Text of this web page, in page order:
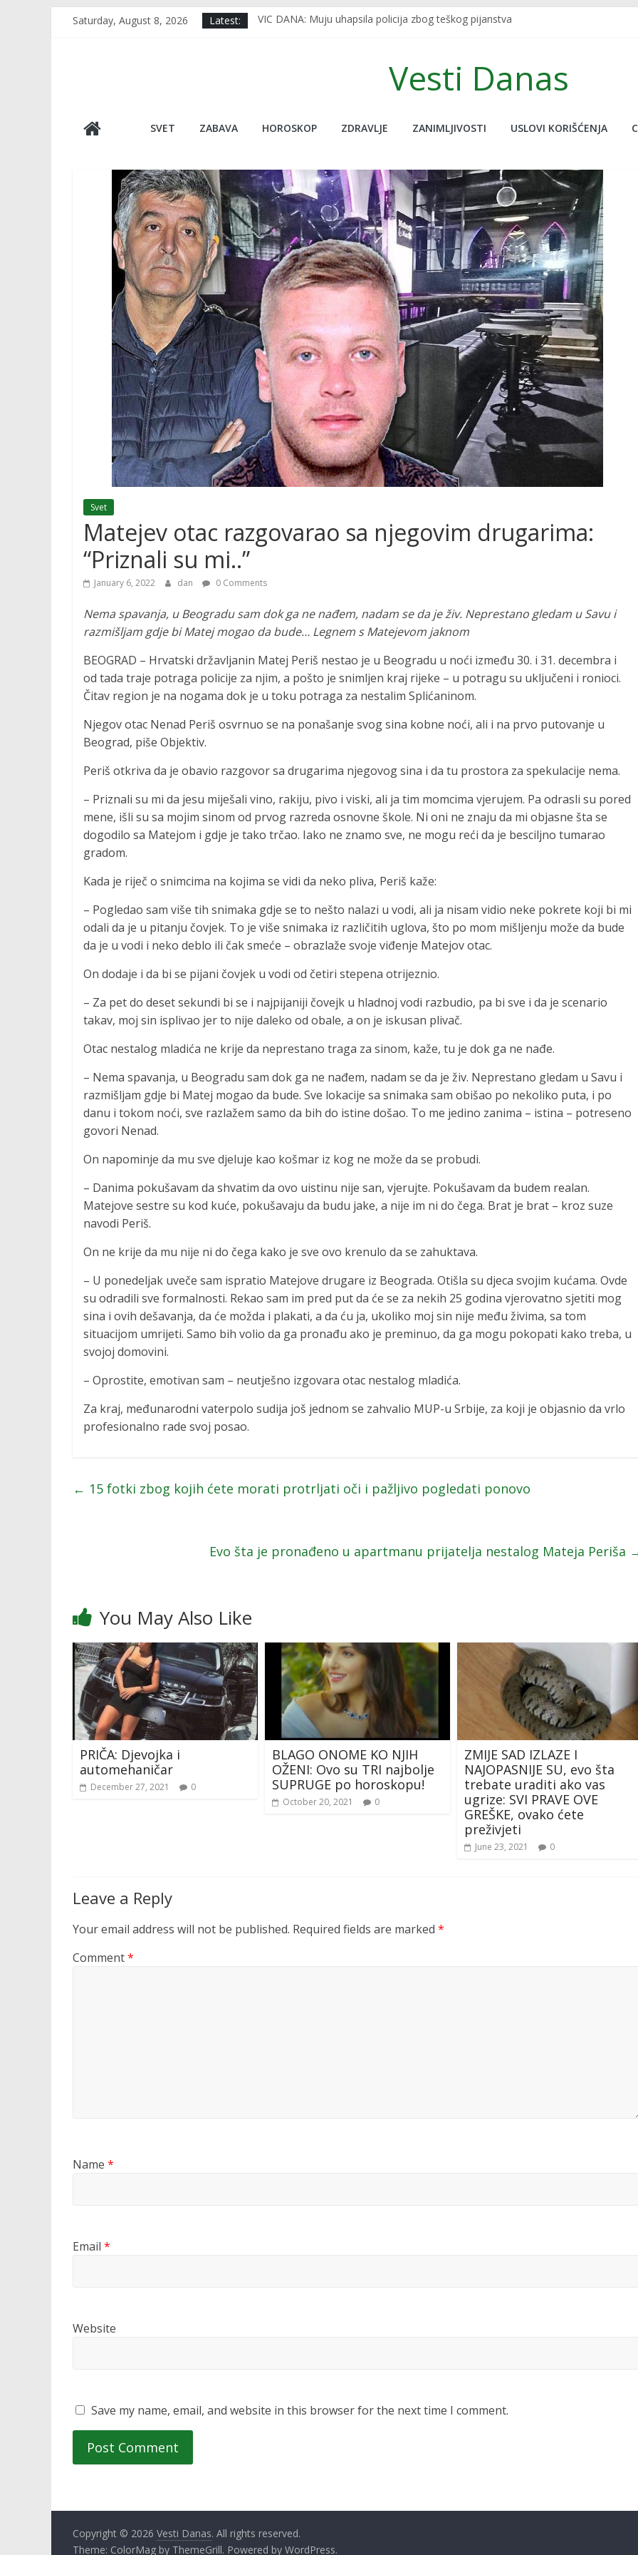
Saturday, August 8, 2026 Latest:
VIC DANA: Muju uhapsila policija zbog teškog pijanstva
VIDEO Usred javljanja uživo udario potres od 7.5, novinar jedva ostao na
Japan, kao da nije na ovoj planeti, pogledajte ove neobične stvari koje nude,
Vesti Danas
SVET ZABAVA HOROSKOP ZDRAVLJE ZANIMLJIVOSTI USLOVI KORIŠĆENJA
Svet
Matejev otac razgovarao sa njegovim drugarima:
“Priznali su mi..”
January 6, 2022 dan 0 Comments
Nema spavanja, u Beogradu sam dok ga ne nađem, nadam se da je živ. Neprestano gledam u Savu i
razmišljam gdje bi Matej mogao da bude… Legnem s Matejevom jaknom
BEOGRAD – Hrvatski državljanin Matej Periš nestao je u Beogradu u noći između 30. i 31. decembra i
od tada traje potraga policije za njim, a pošto je snimljen kraj rijeke – u potragu su uključeni i ronioci.
Čitav region je na nogama dok je u toku potraga za nestalim Splićaninom.
Njegov otac Nenad Periš osvrnuo se na ponašanje svog sina kobne noći, ali i na prvo putovanje u
Beograd, piše Objektiv.
Periš otkriva da je obavio razgovor sa drugarima njegovog sina i da tu prostora za spekulacije nema.
– Priznali su mi da jesu miješali vino, rakiju, pivo i viski, ali ja tim momcima vjerujem. Pa odrasli su pored
mene, išli su sa mojim sinom od prvog razreda osnovne škole. Ni oni ne znaju da mi objasne šta se
dogodilo sa Matejom i gdje je tako trčao. Iako ne znamo sve, ne mogu reći da je besciljno tumarao
gradom.
Kada je riječ o snimcima na kojima se vidi da neko pliva, Periš kaže:
– Pogledao sam više tih snimaka gdje se to nešto nalazi u vodi, ali ja nisam vidio neke pokrete koji bi mi
odali da je u pitanju čovjek. To je više snimaka iz različitih uglova, što po mom mišljenju može da bude
da je u vodi i neko deblo ili čak smeće – obrazlaže svoje viđenje Matejov otac.
On dodaje i da bi se pijani čovjek u vodi od četiri stepena otrijeznio.
– Za pet do deset sekundi bi se i najpijaniji čovejk u hladnoj vodi razbudio, pa bi sve i da je scenario
takav, moj sin isplivao jer to nije daleko od obale, a on je iskusan plivač.
Otac nestalog mladića ne krije da neprestano traga za sinom, kaže, tu je dok ga ne nađe.
– Nema spavanja, u Beogradu sam dok ga ne nađem, nadam se da je živ. Neprestano gledam u Savu i
razmišljam gdje bi Matej mogao da bude. Sve lokacije sa snimaka sam obišao po nekoliko puta, i po
danu i tokom noći, sve razlažem samo da bih do istine došao. To me jedino zanima – istina – potreseno
govori Nenad.
On napominje da mu sve djeluje kao košmar iz kog ne može da se probudi.
– Danima pokušavam da shvatim da ovo uistinu nije san, vjerujte. Pokušavam da budem realan.
Matejove sestre su kod kuće, pokušavaju da budu jake, a nije im ni do čega. Brat je brat – kroz suze
navodi Periš.
On ne krije da mu nije ni do čega kako je sve ovo krenulo da se zahuktava.
– U ponedeljak uveče sam ispratio Matejove drugare iz Beograda. Otišla su djeca svojim kućama. Ovde
su odradili sve formalnosti. Rekao sam im pred put da će se za nekih 25 godina vjerovatno sjetiti mog
sina i ovih dešavanja, da će možda i plakati, a da ću ja, ukoliko moj sin nije među živima, sa tom
situacijom umrijeti. Samo bih volio da ga pronađu ako je preminuo, da ga mogu pokopati kako treba, u
svojoj domovini.
– Oprostite, emotivan sam – neutješno izgovara otac nestalog mladića.
Za kraj, međunarodni vaterpolo sudija još jednom se zahvalio MUP-u Srbije, za koji je objasnio da vrlo
profesionalno rade svoj posao.
← 15 fotki zbog kojih ćete morati protrljati oči i pažljivo pogledati ponovo
Evo šta je pronađeno u apartmanu prijatelja nestalog Mateja Periša
You May Also Like
PRIČA: Djevojka i
automehaničar
December 27, 2021 0
BLAGO ONOME KO NJIH
OŽENI: Ovo su TRI najbolje
SUPRUGE po horoskopu!
October 20, 2021 0
ZMIJE SAD IZLAZE I
NAJOPASNIJE SU, evo šta
trebate uraditi ako vas
ugrize: SVI PRAVE OVE
GREŠKE, ovako ćete
preživjeti
June 23, 2021 0
Leave a Reply
Your email address will not be published. Required fields are marked *
Comment*
Name *
Email *
Website
Save my name, email, and website in this browser for the next time I comment.
Copyright © 2026 Vesti Danas. All rights reserved.
Theme: ColorMag by ThemeGrill. Powered by WordPress.